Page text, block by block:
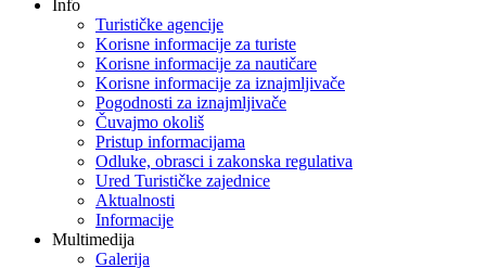
Info
Turističke agencije
Korisne informacije za turiste
Korisne informacije za nautičare
Korisne informacije za iznajmljivače
Pogodnosti za iznajmljivače
Čuvajmo okoliš
Pristup informacijama
Odluke, obrasci i zakonska regulativa
Ured Turističke zajednice
Aktualnosti
Informacije
Multimedija
Galerija